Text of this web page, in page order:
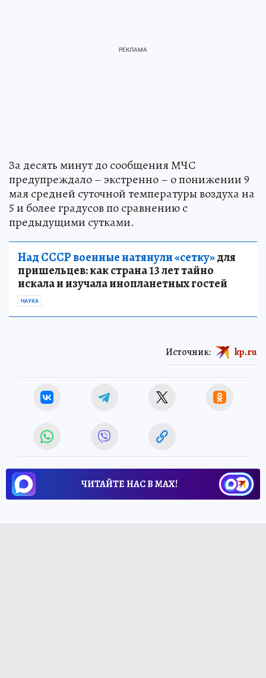
За десять минут до сообщения МЧС
предупреждало – экстренно – о понижении 9
мая средней суточной температуры воздуха на
5 и более градусов по сравнению с
предыдущими сутками.
Над СССР военные натянули «сетку»для
пришельцев: как страна 13 лет тайно
искала и изучала инопланетных гостей
НАУКА
Источник: kp.ru
ЧИТАЙТЕ НАС В МАХ!